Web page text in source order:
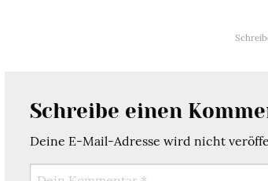
Schreibe einen
Deine E-Mail-Adresse wird nicht